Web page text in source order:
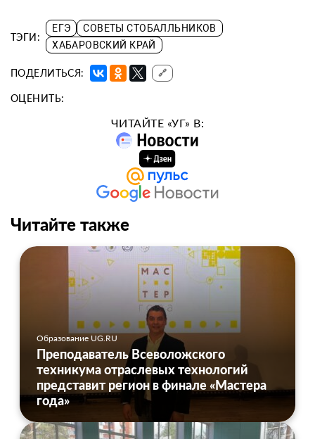
ТЭГИ:
ЕГЭ
СОВЕТЫ СТОБАЛЛЬНИКОВ
ХАБАРОВСКИЙ КРАЙ
ПОДЕЛИТЬСЯ: 🔗
ОЦЕНИТЬ:
ЧИТАЙТЕ «УГ» В:
Читайте также
Образование UG.RU
Преподаватель Всеволожского
техникума отраслевых технологий
представит регион в финале «Мастера
года»